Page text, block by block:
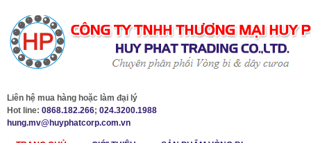
Liên hệ mua hàng hoặc làm đại lý
Hot line: 0868.182.266; 024.3200.1988
hung.mv@huyphatcorp.com.vn